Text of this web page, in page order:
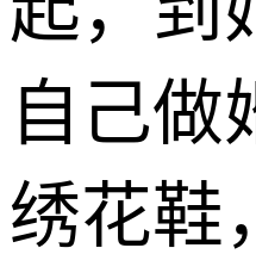
自己做
绣花鞋